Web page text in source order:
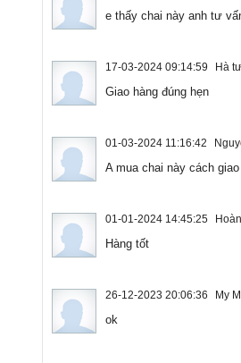
e thấy chai này anh tư
17-03-2024 09:14:59 Hà
Giao hàng đúng hẹn
01-03-2024 11:16:42
A mua chai này cách
01-01-2024 14:45:25
Hàng tốt
26-12-2023 20:06:36 My
ok